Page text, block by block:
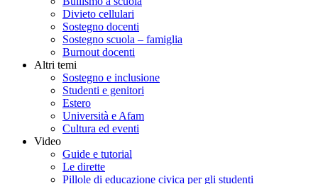
Divieto cellulari
Sostegno docenti
Sostegno scuola – famiglia
Burnout docenti
Altri temi
Sostegno e inclusione
Studenti e genitori
Estero
Università e Afam
Cultura ed eventi
Video
Guide e tutorial
Le dirette
Pillole di educazione civica per gli studenti